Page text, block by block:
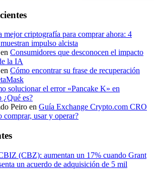
mejor criptografía para comprar ahora: 4
impulso alcista
en Consumidores que desconocen el impacto
la IA
en Cómo encontrar su frase de recuperación
solucionar el error «Pancake K» en
¿Qué es?
Peiro en Guía Exchange Crypto.com CRO
comprar, usar y operar?
(CBZ): aumentan un 17% cuando Grant
un acuerdo de adquisición de 5 mil